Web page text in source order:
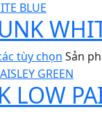
tùy chọn Sản
LOW